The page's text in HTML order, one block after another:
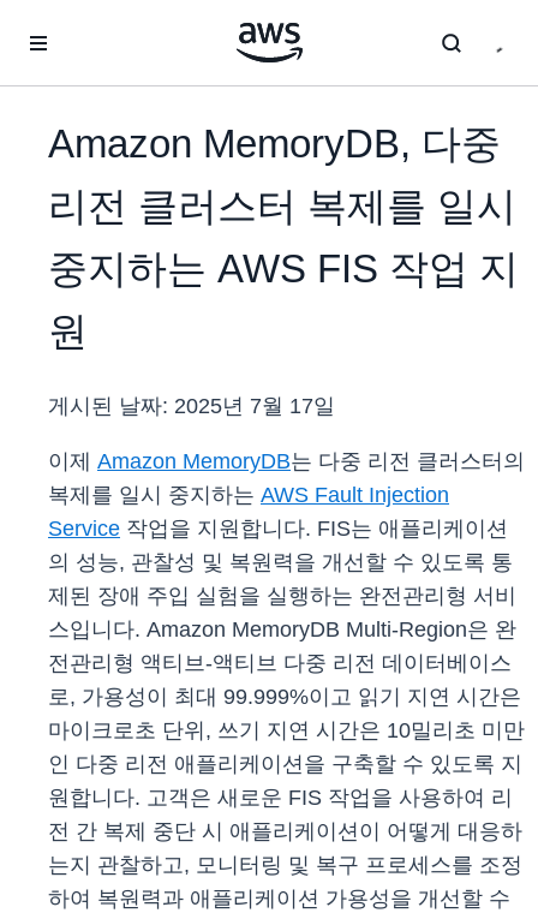
Amazon MemoryDB, 다중
리전 클러스터 복제를 일시
중지하는 AWS FIS 작업 지
원
게시된 날짜: 2025년 7월 17일
이제 Amazon MemoryDB는 다중 리전 클러스터의
복제를 일시 중지하는 AWS Fault Injection
Service 작업을 지원합니다. FIS는 애플리케이션
의 성능, 관찰성 및 복원력을 개선할 수 있도록 통
제된 장애 주입 실험을 실행하는 완전관리형 서비
스입니다. Amazon MemoryDB Multi-Region은 완
전관리형 액티브-액티브 다중 리전 데이터베이스
로, 가용성이 최대 99.999%이고 읽기 지연 시간은
마이크로초 단위, 쓰기 지연 시간은 10밀리초 미만
인 다중 리전 애플리케이션을 구축할 수 있도록 지
원합니다. 고객은 새로운 FIS 작업을 사용하여 리
전 간 복제 중단 시 애플리케이션이 어떻게 대응하
는지 관찰하고, 모니터링 및 복구 프로세스를 조정
하여 복원력과 애플리케이션 가용성을 개선할 수